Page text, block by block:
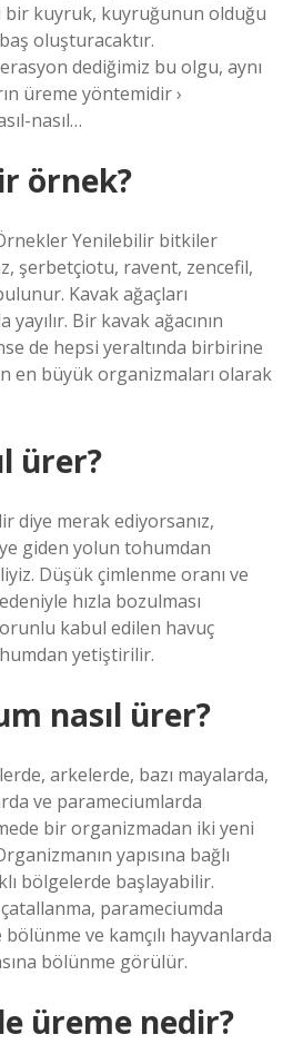
bir kuyruk, kuyruğunun olduğu
oluşturacaktır.
dediğimiz bu olgu, aynı
üreme yöntemidir ›
nasıl…
örnek?
Yenilebilir bitkiler
şerbetçiotu, ravent, zencefil,
Kavak ağaçları
yayılır. Bir kavak ağacının
de hepsi yeraltında birbirine
en büyük organizmaları olarak
ürer?
diye merak ediyorsanız,
giden yolun tohumdan
Düşük çimlenme oranı ve
hızla bozulması
kabul edilen havuç
yetiştirilir.
nasıl ürer?
arkelerde, bazı mayalarda,
ve parameciumlarda
bir organizmadan iki yeni
yapısına bağlı
bölgelerde başlayabilir.
parameciumda
ve kamçılı hayvanlarda
bölünme görülür.
üreme nedir?